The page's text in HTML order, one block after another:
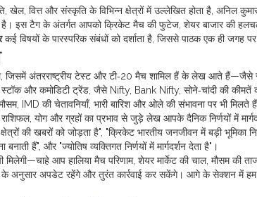
खेल, वित्त और संस्कृति के विभिन्न क्षेत्रों में उल्लेखित होता है अनिल
है। इस टैग के अंतर्गत आपको क्रिकेट मैच की फुटेज, शेयर बाजार की
कई विषयों के पारस्परिक संबंधों को दर्शाता है, जिससे पाठक एक ही जगह
अंतरराष्ट्रीय टेस्ट और टी‑20 मैच शामिल हैंके लेख आते हैं—जैसे
स्टॉक और कमोडिटी ट्रेंड, जैसे Nifty, Bank Nifty, सोने‑चांदी की कीमतें
, IMD की चेतावनियाँ, भारी बारिश और ओले की संभावनापर भी मिलते
राशिफल, योग और ग्रहों का प्रभाव से जुड़े लेख आपके दैनिक निर्णयों में
की खबरों को जोड़ता है", "क्रिकेट भारतीय जनजीवन में बड़ी भूमिका
हैं", और "ज्योतिष व्यक्तिगत निर्णयों में मार्गदर्शन देता है"।
आप हालिया मैच परिणाम, शेयर मार्केट की चाल, मौसम की
अनुसार अपडेट रहेंगे और तुरंत कार्रवाई कर सकेंगे। आगे के सेक्शन में हम